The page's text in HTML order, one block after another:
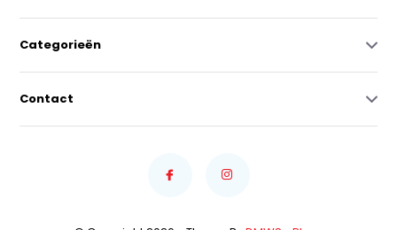
Categorieën
Contact